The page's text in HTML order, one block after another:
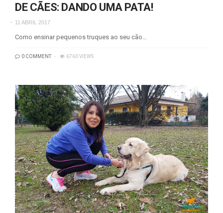
DE CÃES: DANDO UMA PATA!
11 ABRIL 2017
Como ensinar pequenos truques ao seu cão…
0 COMMENT 6760 VIEWS